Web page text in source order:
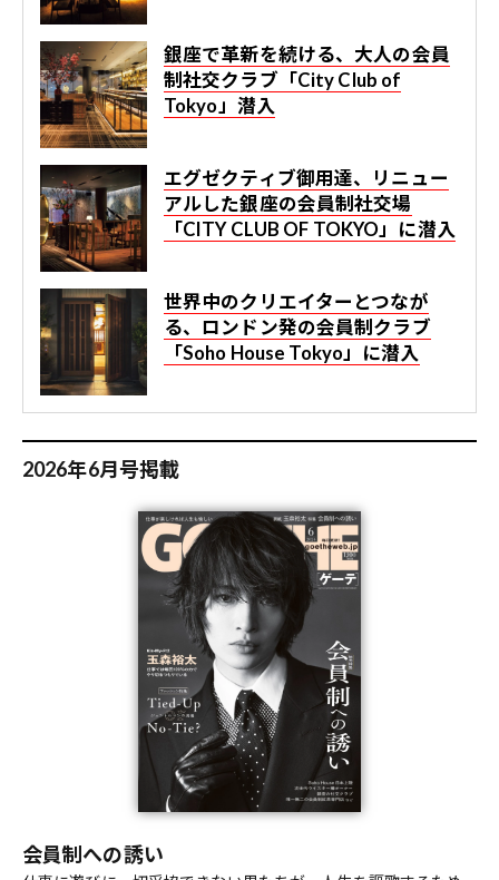
銀座で革新を続ける、大人の会員
制社交クラブ「City Club of
Tokyo」潜入
エグゼクティブ御用達、リニュー
アルした銀座の会員制社交場
「CITY CLUB OF TOKYO」に潜入
世界中のクリエイターとつなが
る、ロンドン発の会員制クラブ
「Soho House Tokyo」に潜入
2026年6月号掲載
会員制への誘い